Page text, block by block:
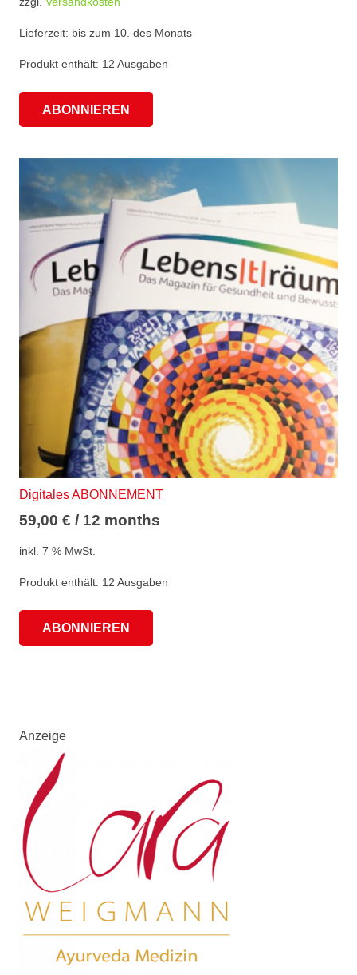
Lieferzeit: bis zum 10. des Monats
Produkt enthält: 12 Ausgaben
ABONNIEREN
Digitales ABONNEMENT
59,00 € / 12 months
inkl. 7 % MwSt.
Produkt enthält: 12 Ausgaben
ABONNIEREN
Anzeige